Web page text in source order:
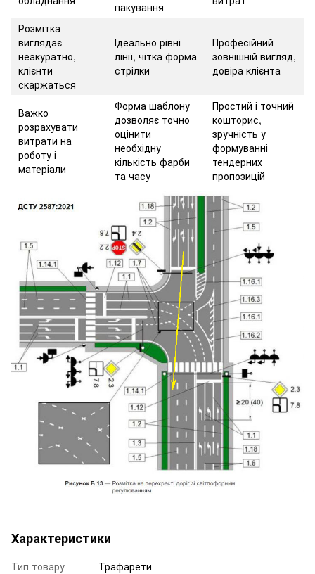
пакування
Розмітка
виглядає
неакуратно,
клієнти
скаржаться
Ідеально рівні
лінії, чітка форма
стрілки
Професійний
зовнішній вигляд,
довіра клієнта
Важко
розрахувати
витрати на
роботу і
матеріали
Форма шаблону
дозволяє точно
оцінити
необхідну
кількість фарби
та часу
Простий і точний
кошторис,
зручність у
формуванні
тендерних
пропозицій
Характеристики
Тип товару
Трафарети